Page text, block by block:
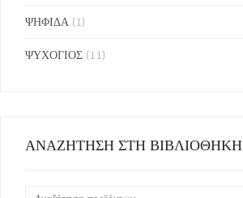
ΨΗΦΙΔΑ (1)
ΨΥΧΟΓΙΟΣ (11)
ΑΝΑΖΗΤΗΣΗ ΣΤΗ ΒΙΒΛΙΟΘΗΚΗ